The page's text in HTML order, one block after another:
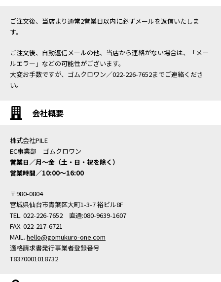
ご注文後、当店より通常2営業日以内に必ずメールを返信いたしま
す。
ご注文後、自動返信メールの他、当店から連絡がない場合は、「メー
ルエラー」などの可能性がございます。
大変お手数ですが、ゴムクロワン／022-226-7652までご連絡くださ
い。
会社概要
株式会社PILE
EC事業部 ゴムクロワン
営業日／月〜金（土・日・祝を除く）
営業時間／10:00〜16:00
〒980-0804
宮城県仙台市青葉区大町1-3-7 裕ビル8F
TEL. 022-226-7652 直通:080-9639-1607
FAX. 022-217-6721
MAIL. hello@gomukuro-one.com
適格請求書発行事業者登録番号
T8370001018732